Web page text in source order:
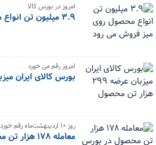
امروز در بورس کالا
۳.۹ میلیون تن انواع محصول روی میز فروش می رود
امروز رقم می خورد
بورس کالای ایران میزبان عرضه
روز ۱۰ اردیبهشت‌ماه رقم خورد؛
معامله ۱۷۸ هزار تن محصول در بورس کالا